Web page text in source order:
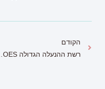
הקודם
רשת ההנעלה הגדולה WESHOES משיקה קולקציית קרוקס באווירת טרופיקל